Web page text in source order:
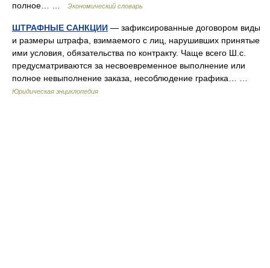
полное… …
Экономический словарь
ШТРАФНЫЕ САНКЦИИ — зафиксированные договором виды
и размеры штрафа, взимаемого с лиц, нарушивших принятые
ими условия, обязательства по контракту. Чаще всего Ш.с.
предусматриваются за несвоевременное выполнение или
полное невыполнение заказа, несоблюдение графика… …
Юридическая энциклопедия